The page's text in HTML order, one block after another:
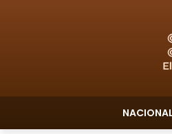
NACIONAL